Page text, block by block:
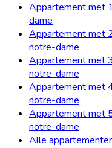
Appartement met
dame
Appartement met
notre-dame
Appartement met
notre-dame
Appartement met
notre-dame
Appartement met
notre-dame
Alle